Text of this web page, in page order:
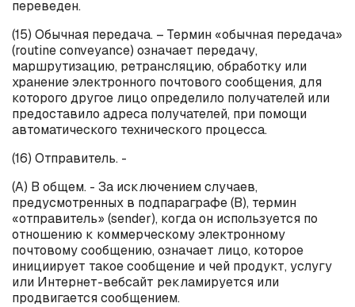
переведен.
(15) Обычная передача. – Термин «обычная передача»
(routineconveyance) означает передачу,
маршрутизацию, ретрансляцию, обработку или
хранение электронного почтового сообщения, для
которого другое лицо определило получателей или
предоставило адреса получателей, при помощи
автоматического технического процесса.
(16) Отправитель. -
(А) В общем. - За исключением случаев,
предусмотренных в подпараграфе (B), термин
«отправитель» (sender), когда он используется по
отношению к коммерческому электронному
почтовому сообщению, означает лицо, которое
инициирует такое сообщение и чей продукт, услугу
или Интернет-вебсайт рекламируется или
продвигается сообщением.